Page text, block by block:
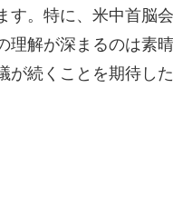
。特に、米中首脳
解が深まるのは素
続くことを期待した